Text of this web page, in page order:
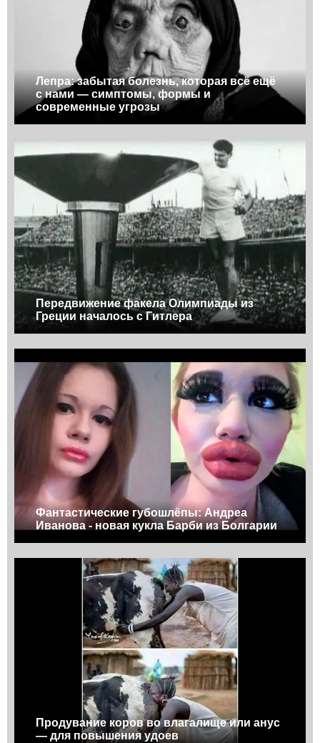
Лепра: забытая болезнь, которая всё ещё
с нами — симптомы, формы и
современные угрозы
Передвижение факела Олимпиады из
Греции началось с Гитлера
Фантастические губошлёпы: Андреа
Иванова - новая кукла Барби из Болгарии
Продувание коров во влагалище или анус
— для повышения удоев